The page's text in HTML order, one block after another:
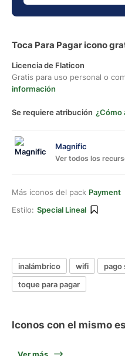
Toca Para Pagar icono
Licencia de Flaticon
Gratis para uso personal o
información
Se requiere atribución ¿Cómo
Magnific
Ver todos los
Más iconos del pack Payment
Estilo: Special Lineal
inalámbrico wifi
pago
toque para pagar
Iconos con el mismo